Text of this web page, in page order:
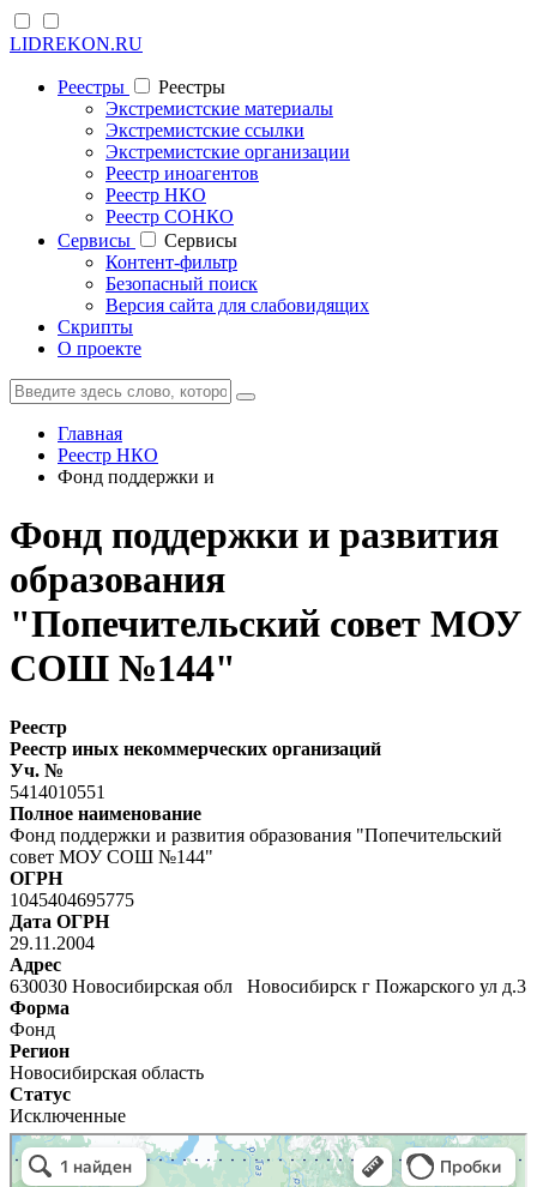
LIDREKON.RU
Реестры
Реестры
Экстремистские материалы
Экстремистские ссылки
Экстремистские организации
Реестр иноагентов
Реестр НКО
Реестр СОНКО
Cервисы
Cервисы
Контент-фильтр
Безопасный поиск
Версия сайта для слабовидящих
Скрипты
О проекте
Главная
Реестр НКО
Фонд поддержки и
Фонд поддержки и развития
образования
"Попечительский совет МОУ
СОШ №144"
Реестр
Реестр иных некоммерческих организаций
Уч. №
5414010551
Полное наименование
Фонд поддержки и развития образования "Попечительский
совет МОУ СОШ №144"
ОГРН
1045404695775
Дата ОГРН
29.11.2004
Адрес
630030 Новосибирская обл Новосибирск г Пожарского ул д.3
Форма
Фонд
Регион
Новосибирская область
Статус
Исключенные